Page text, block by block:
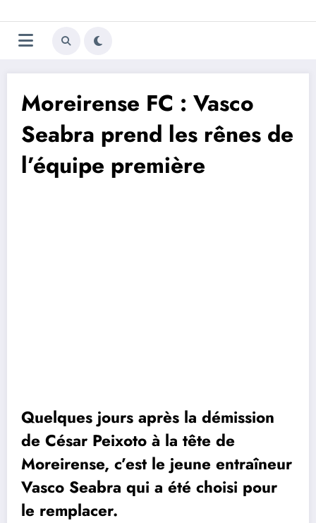
au
contenu
Trivela
L'actualité du football
Moreirense FC : Vasco
Seabra prend les rênes de
l’équipe première
Quelques jours après la démission
de César Peixoto à la tête de
Moreirense, c’est le jeune entraîneur
Vasco Seabra qui a été choisi pour
le remplacer.